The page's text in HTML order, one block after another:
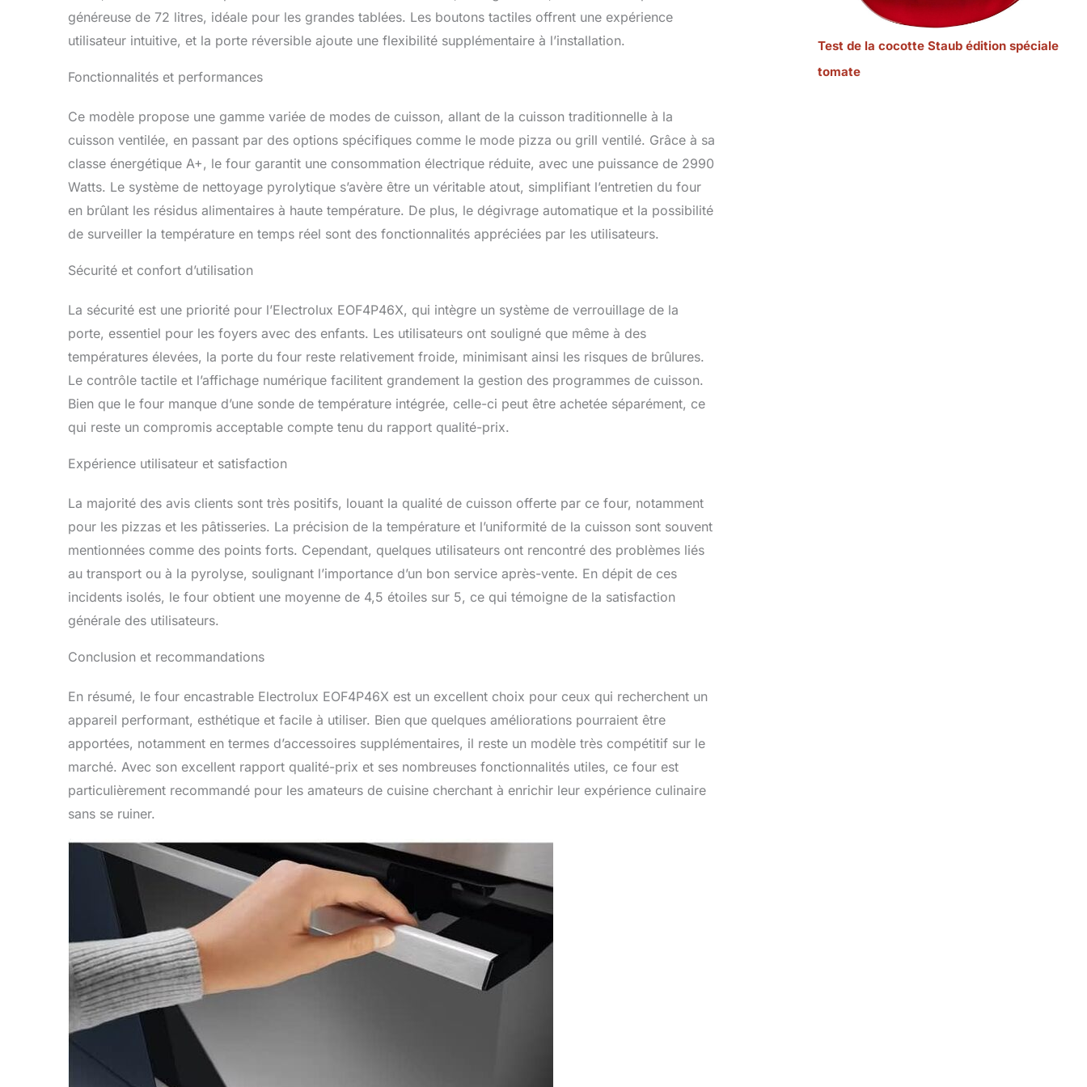
pour une pause gourmande à la réalisation d'un pain de viande invitant
pour une soirée entre amis ; profitez de l'espace supplémentaire pour
donner vie à des recettes délicieuses et des portions abondantes.
généreuse de 72 litres, idéale pour les grandes tablées. Les boutons tactiles offrent une expérience
utilisateur intuitive, et la porte réversible ajoute une flexibilité supplémentaire à l’installation.
Fonctionnalités et performances
Ce modèle propose une gamme variée de modes de cuisson, allant de la cuisson traditionnelle à la
cuisson ventilée, en passant par des options spécifiques comme le mode pizza ou grill ventilé. Grâce à sa
classe énergétique A+, le four garantit une consommation électrique réduite, avec une puissance de 2990
Watts. Le système de nettoyage pyrolytique s’avère être un véritable atout, simplifiant l’entretien du four
en brûlant les résidus alimentaires à haute température. De plus, le dégivrage automatique et la possibilité
de surveiller la température en temps réel sont des fonctionnalités appréciées par les utilisateurs.
Sécurité et confort d’utilisation
La sécurité est une priorité pour l’Electrolux EOF4P46X, qui intègre un système de verrouillage de la
porte, essentiel pour les foyers avec des enfants. Les utilisateurs ont souligné que même à des
températures élevées, la porte du four reste relativement froide, minimisant ainsi les risques de brûlures.
Le contrôle tactile et l’affichage numérique facilitent grandement la gestion des programmes de cuisson.
Bien que le four manque d’une sonde de température intégrée, celle-ci peut être achetée séparément, ce
qui reste un compromis acceptable compte tenu du rapport qualité-prix.
Expérience utilisateur et satisfaction
La majorité des avis clients sont très positifs, louant la qualité de cuisson offerte par ce four, notamment
pour les pizzas et les pâtisseries. La précision de la température et l’uniformité de la cuisson sont souvent
mentionnées comme des points forts. Cependant, quelques utilisateurs ont rencontré des problèmes liés
au transport ou à la pyrolyse, soulignant l’importance d’un bon service après-vente. En dépit de ces
incidents isolés, le four obtient une moyenne de 4,5 étoiles sur 5, ce qui témoigne de la satisfaction
générale des utilisateurs.
Conclusion et recommandations
En résumé, le four encastrable Electrolux EOF4P46X est un excellent choix pour ceux qui recherchent un
appareil performant, esthétique et facile à utiliser. Bien que quelques améliorations pourraient être
apportées, notamment en termes d’accessoires supplémentaires, il reste un modèle très compétitif sur le
marché. Avec son excellent rapport qualité-prix et ses nombreuses fonctionnalités utiles, ce four est
particulièrement recommandé pour les amateurs de cuisine cherchant à enrichir leur expérience culinaire
sans se ruiner.
Test de la cocotte Staub édition spéciale
tomate